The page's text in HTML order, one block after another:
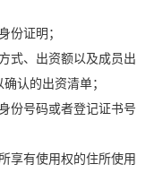
份证明；
式、出资额以及成员出
认的出资清单；
份号码或者登记证书号
享有使用权的住所使用